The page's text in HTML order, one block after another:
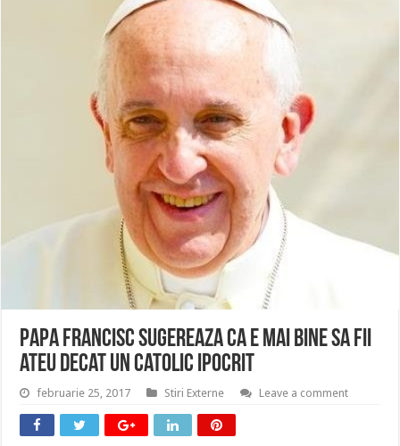
Papa Francisc sugereaza ca e mai bine sa fii
ateu decat un catolic ipocrit
februarie 25, 2017 Stiri Externe Leave a comment